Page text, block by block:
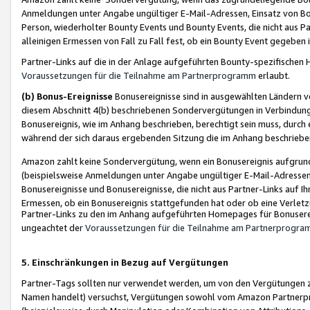
Anmeldungen unter Angabe ungültiger E-Mail-Adressen, Einsatz von
Person, wiederholter Bounty Events und Bounty Events, die nicht
alleinigen Ermessen von Fall zu Fall fest, ob ein Bounty Event
Partner-Links auf die in der Anlage aufgeführten Bounty-spezifischen
Voraussetzungen für die Teilnahme am Partnerprogramm erlaubt.
(b) Bonus-Ereignisse Bonusereignisse sind in ausgewählten Ländern
diesem Abschnitt 4(b) beschriebenen Sondervergütungen in
Bonusereignis, wie im Anhang beschrieben, berechtigt sein muss,
während der sich daraus ergebenden Sitzung die im Anhang
Amazon zahlt keine Sondervergütung, wenn ein Bonusereignis
(beispielsweise Anmeldungen unter Angabe ungültiger E-Mail-
Bonusereignisse und Bonusereignisse, die nicht aus Partner-Links auf
Ermessen, ob ein Bonusereignis stattgefunden hat oder ob eine
Partner-Links zu den im Anhang aufgeführten Homepages für
ungeachtet derVoraussetzungen für die Teilnahme am
5. Einschränkungen in Bezug auf Vergütungen
Partner-Tags sollten nur verwendet werden, um von den
Namen handelt) versuchst, Vergütungen sowohl vom Amazon